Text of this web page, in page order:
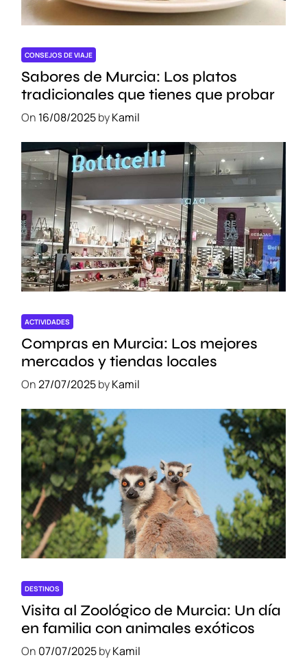
c
r
o
s
o
c
a
l
s
p
a
r
a
d
r
u
t
r
m
á
s
CONSEJOS DE VIAJE
Sabores de Murcia: Los platos
tradicionales que tienes que probar
On 16/08/2025byKamil
ACTIVIDADES
Compras en Murcia: Los mejores
mercados y tiendas locales
On27/07/2025byKamil
DESTINOS
Visita al Zoológico de Murcia: Un día
en familia con animales exóticos
On 07/07/2025byKamil